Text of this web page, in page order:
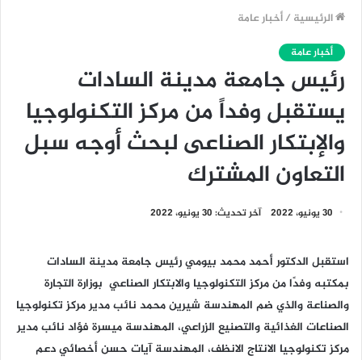
الرئيسية /أخبار عامة
أخبار عامة
رئيس جامعة مدينة السادات
يستقبل وفداً من مركز التكنولوجيا
والإبتكار الصناعى لبحث أوجه سبل
التعاون المشترك
30 يونيو، 2022 آخر تحديث: 30 يونيو، 2022
استقبل الدكتور أحمد محمد بيومي رئيس جامعة مدينة السادات
بمكتبه وفدًا من مركز التكنولوجيا والابتكار الصناعي بوزارة التجارة
والصناعة والذي ضم المهندسة شيرين محمد نائب مدير مركز تكنولوجيا
الصناعات الغذائية والتصنيع الزراعي، المهندسة ميسرة فؤاد نائب مدير
مركز تكنولوجيا الانتاج الانظف، المهندسة آيات حسن أخصائي دعم